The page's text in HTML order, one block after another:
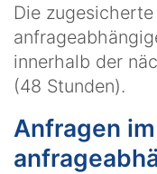
Die
innerhalb der
(48 Stunden).
Anfragen